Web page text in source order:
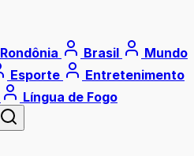
Rondônia Brasil
Mundo
Esporte
Entretenimento
Língua de Fogo